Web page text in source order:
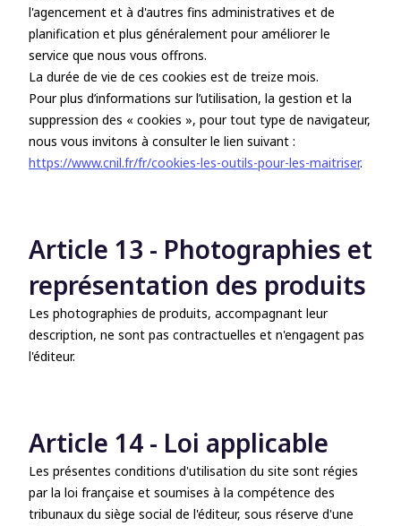
l'agencement et à d'autres fins administratives et de
planification et plus généralement pour améliorer le
service que nous vous offrons.
La durée de vie de ces cookies est de treize mois.
Pour plus d’informations sur l’utilisation, la gestion et la
suppression des « cookies », pour tout type de navigateur,
nous vous invitons à consulter le lien suivant :
https://www.cnil.fr/fr/cookies-les-outils-pour-les-maitriser.
Article 13 - Photographies et
représentation des produits
Les photographies de produits, accompagnant leur
description, ne sont pas contractuelles et n'engagent pas
l'éditeur.
Article 14 - Loi applicable
Les présentes conditions d'utilisation du site sont régies
par la loi française et soumises à la compétence des
tribunaux du siège social de l'éditeur, sous réserve d'une